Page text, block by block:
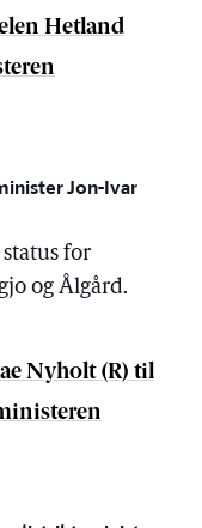
Hetland
Jon-Ivar
for
og Ålgård.
Nyholt (R) til